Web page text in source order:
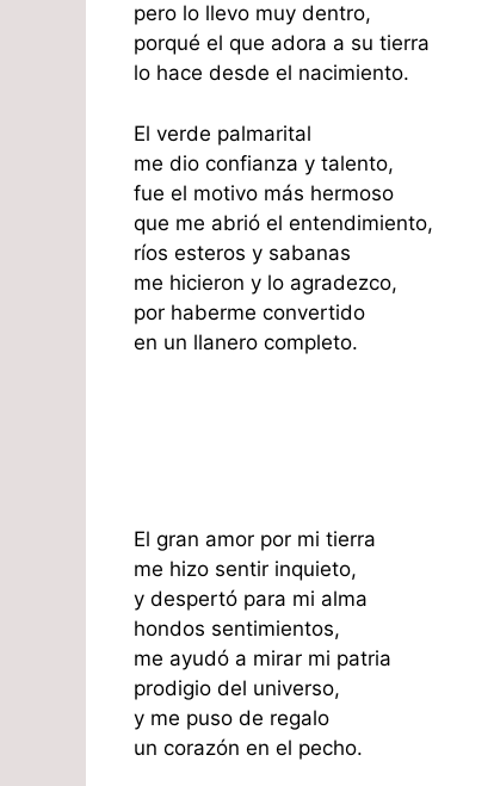
pero lo llevo muy dentro,
porqué el que adora a su tierra
lo hace desde el nacimiento.
El verde palmarital
me dio confianza y talento,
fue el motivo más hermoso
que me abrió el entendimiento,
ríos esteros y sabanas
me hicieron y lo agradezco,
por haberme convertido
en un llanero completo.
El gran amor por mi tierra
me hizo sentir inquieto,
y despertó para mi alma
hondos sentimientos,
me ayudó a mirar mi patria
prodigio del universo,
y me puso de regalo
un corazón en el pecho.